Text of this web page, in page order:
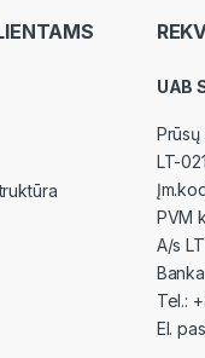
UAB
Prūsų
LT-
PVM
A/s
Tel.:
El.